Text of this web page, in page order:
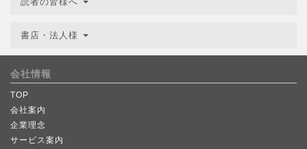
書店・法人様
会社情報
TOP
会社案内
企業理念
サービス案内